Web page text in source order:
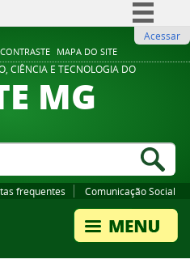
MAPA DO SITE
Comunica BR
Participe
Legislação
Acessar
CIÊNCIA E TECNOLOGIA DO
MG
frequentes Comunicação Social